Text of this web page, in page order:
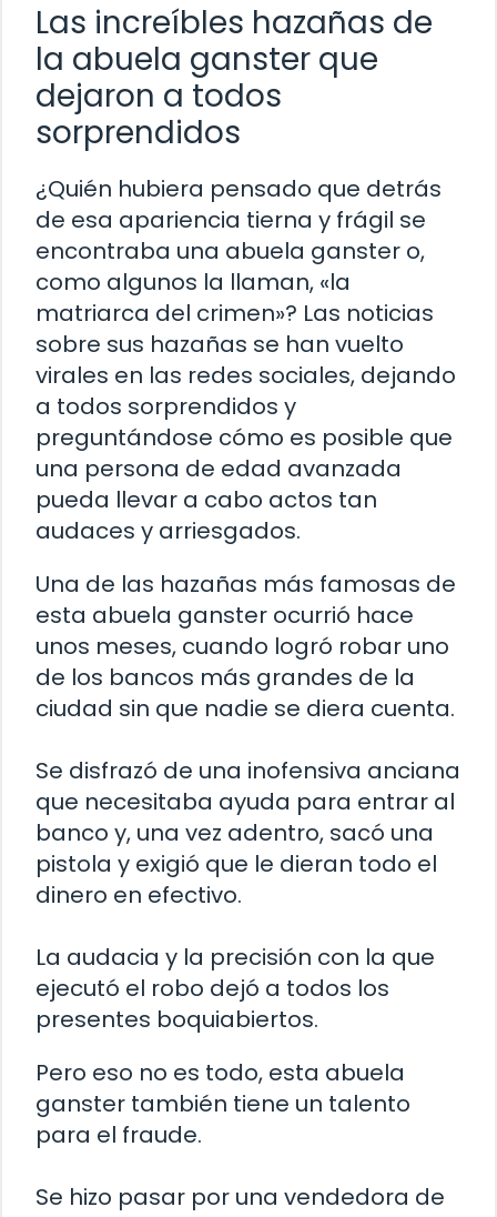
Las increíbles hazañas de
la abuela ganster que
dejaron a todos
sorprendidos
¿Quién hubiera pensado que detrás
de esa apariencia tierna y frágil se
encontraba una abuela ganster o,
como algunos la llaman, «la
matriarca del crimen»? Las noticias
sobre sus hazañas se han vuelto
virales en las redes sociales, dejando
a todos sorprendidos y
preguntándose cómo es posible que
una persona de edad avanzada
pueda llevar a cabo actos tan
audaces y arriesgados.
Una de las hazañas más famosas de
esta abuela ganster ocurrió hace
unos meses, cuando logró robar uno
de los bancos más grandes de la
ciudad sin que nadie se diera cuenta.
Se disfrazó de una inofensiva anciana
que necesitaba ayuda para entrar al
banco y, una vez adentro, sacó una
pistola y exigió que le dieran todo el
dinero en efectivo.
La audacia y la precisión con la que
ejecutó el robo dejó a todos los
presentes boquiabiertos.
Pero eso no es todo, esta abuela
ganster también tiene un talento
para el fraude.
Se hizo pasar por una vendedora de